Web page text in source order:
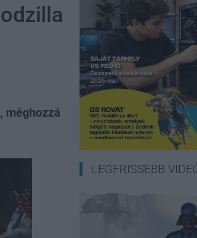
méghozzá
LEGFRISSEBB